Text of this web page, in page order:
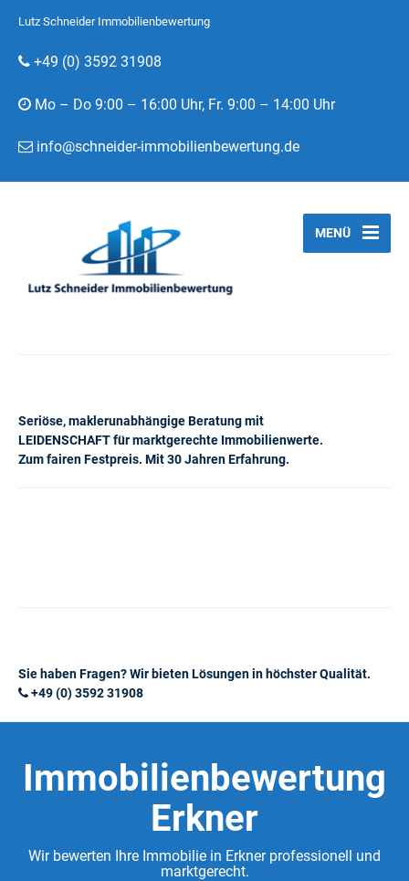
Lutz Schneider Immobilienbewertung
+49 (0) 3592 31908
Mo – Do 9:00 – 16:00 Uhr, Fr. 9:00 – 14:00 Uhr
info@schneider-immobilienbewertung.de
Seriöse, maklerunabhängige Beratung mit
LEIDENSCHAFT für marktgerechte Immobilienwerte.
Zum fairen Festpreis. Mit 30 Jahren Erfahrung.
MENÜ
Sie haben Fragen? Wir bieten Lösungen in höchster Qualität.
+49 (0) 3592 31908
Immobilienbewertung
Erkner
Wir bewerten Ihre Immobilie in Erkner professionell und
marktgerecht.